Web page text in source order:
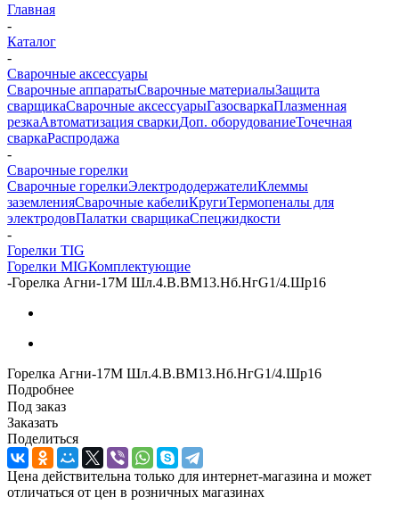
Главная
-
Каталог
-
Сварочные аксессуары
Сварочные аппаратыСварочные материалыЗащита
сварщикаСварочные аксессуарыГазосваркаПлазменная
резкаАвтоматизация сваркиДоп. оборудованиеТочечная
сваркаРаспродажа
-
Сварочные горелки
Сварочные горелкиЭлектрододержателиКлеммы
заземленияСварочные кабелиКругиТермопеналы для
электродовПалатки сварщикаСпецжидкости
-
Горелки TIG
Горелки MIGКомплектующие
-Горелка Агни-17М Шл.4.В.ВМ13.Нб.НгG1/4.Шр16
Горелка Агни-17М Шл.4.В.ВМ13.Нб.НгG1/4.Шр16
Подробнее
Под заказ
Заказать
Поделиться
Цена действительна только для интернет-магазина и может
отличаться от цен в розничных магазинах